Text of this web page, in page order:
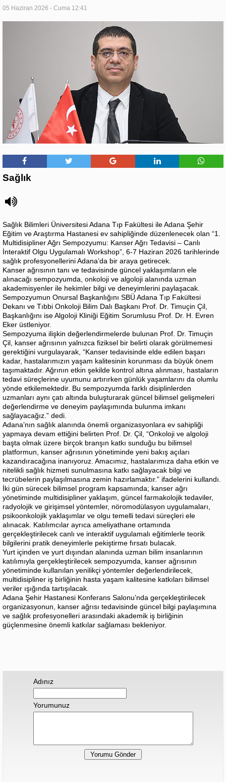
05 Haziran 2026 - Cuma 12:41
Sağlık
Sağlık Bilimleri Üniversitesi Adana Tıp Fakültesi ile Adana Şehir
Eğitim ve Araştırma Hastanesi ev sahipliğinde düzenlenecek olan “1.
Multidisipliner Ağrı Sempozyumu: Kanser Ağrı Tedavisi – Canlı
İnteraktif Olgu Uygulamalı Workshop”, 6-7 Haziran 2026 tarihlerinde
sağlık profesyonellerini Adana’da bir araya getirecek.
Kanser ağrısının tanı ve tedavisinde güncel yaklaşımların ele
alınacağı sempozyumda, onkoloji ve algoloji alanında uzman
akademisyenler ile hekimler bilgi ve deneyimlerini paylaşacak.
Sempozyumun Onursal Başkanlığını SBÜ Adana Tıp Fakültesi
Dekanı ve Tıbbi Onkoloji Bilim Dalı Başkanı Prof. Dr. Timuçin Çil,
Başkanlığını ise Algoloji Kliniği Eğitim Sorumlusu Prof. Dr. H. Evren
Eker üstleniyor.
Sempozyuma ilişkin değerlendirmelerde bulunan Prof. Dr. Timuçin
Çil, kanser ağrısının yalnızca fiziksel bir belirti olarak görülmemesi
gerektiğini vurgulayarak, “Kanser tedavisinde elde edilen başarı
kadar, hastalarımızın yaşam kalitesinin korunması da büyük önem
taşımaktadır. Ağrının etkin şekilde kontrol altına alınması, hastaların
tedavi süreçlerine uyumunu artırırken günlük yaşamlarını da olumlu
yönde etkilemektedir. Bu sempozyumda farklı disiplinlerden
uzmanları aynı çatı altında buluşturarak güncel bilimsel gelişmeleri
değerlendirme ve deneyim paylaşımında bulunma imkanı
sağlayacağız.” dedi.
Adana’nın sağlık alanında önemli organizasyonlara ev sahipliği
yapmaya devam ettiğini belirten Prof. Dr. Çil, “Onkoloji ve algoloji
başta olmak üzere birçok branşın katkı sunduğu bu bilimsel
platformun, kanser ağrısının yönetiminde yeni bakış açıları
kazandıracağına inanıyoruz. Amacımız, hastalarımıza daha etkin ve
nitelikli sağlık hizmeti sunulmasına katkı sağlayacak bilgi ve
tecrübelerin paylaşılmasına zemin hazırlamaktır.” ifadelerini kullandı.
İki gün sürecek bilimsel program kapsamında; kanser ağrı
yönetiminde multidisipliner yaklaşım, güncel farmakolojik tedaviler,
radyolojik ve girişimsel yöntemler, nöromodülasyon uygulamaları,
psikoonkolojik yaklaşımlar ve olgu temelli tedavi süreçleri ele
alınacak. Katılımcılar ayrıca ameliyathane ortamında
gerçekleştirilecek canlı ve interaktif uygulamalı eğitimlerle teorik
bilgilerini pratik deneyimlerle pekiştirme fırsatı bulacak.
Yurt içinden ve yurt dışından alanında uzman bilim insanlarının
katılımıyla gerçekleştirilecek sempozyumda, kanser ağrısının
yönetiminde kullanılan yenilikçi yöntemler değerlendirilecek,
multidisipliner iş birliğinin hasta yaşam kalitesine katkıları bilimsel
veriler ışığında tartışılacak.
Adana Şehir Hastanesi Konferans Salonu’nda gerçekleştirilecek
organizasyonun, kanser ağrısı tedavisinde güncel bilgi paylaşımına
ve sağlık profesyonelleri arasındaki akademik iş birliğinin
güçlenmesine önemli katkılar sağlaması bekleniyor.
Adınız
Yorumunuz